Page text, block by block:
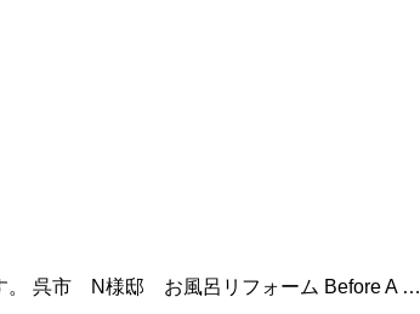
。 呉市 N様邸 お風呂リフォーム Before A …